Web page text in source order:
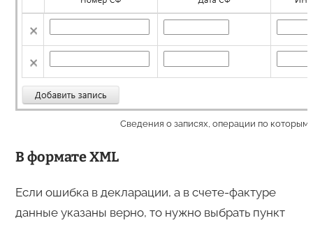
Сведения о записях, операции по которым
В формате XML
Если ошибка в декларации, а в счете-фактуре
данные указаны верно, то нужно выбрать пункт